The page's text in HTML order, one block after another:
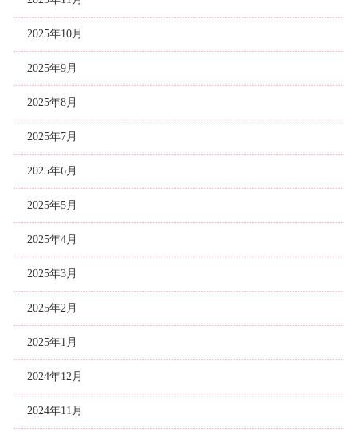
2025年10月
2025年9月
2025年8月
2025年7月
2025年6月
2025年5月
2025年4月
2025年3月
2025年2月
2025年1月
2024年12月
2024年11月